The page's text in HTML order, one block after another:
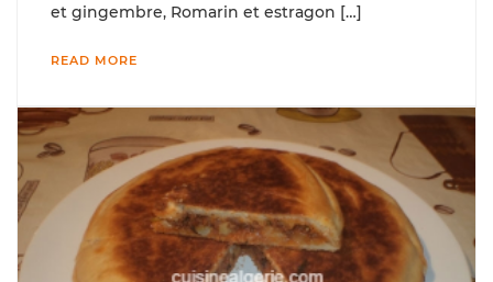
et gingembre, Romarin et estragon […]
READ MORE